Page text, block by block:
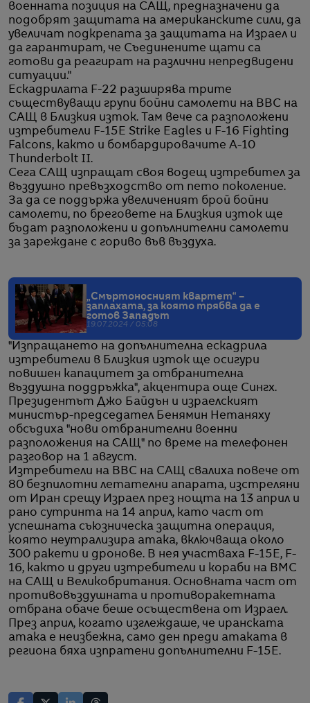
военната позиция на САЩ, предназначени да
подобрят защитата на американските сили, да
увеличат подкрепата за защитата на Израел и
да гарантират, че Съединените щати са
готови да реагират на различни непредвидени
ситуации."
Ескадрилата F-22 разширява трите
съществуващи групи бойни самолети на ВВС на
САЩ в Близкия изток. Там вече са разположени
изтребители F-15E Strike Eagles и F-16 Fighting
Falcons, както и бомбардировачите A-10
Thunderbolt II.
Сега САЩ изпращат своя водещ изтребител за
въздушно превъзходство от пето поколение.
За да се поддържа увеличеният брой бойни
самолети, по бреговете на Близкия изток ще
бъдат разположени и допълнителни самолети
за зареждане с гориво във въздуха.
„Смъртоносният квартет“ –
заплахата, за която трябва да е
готов Западът
19.07.2024 / 05:08
"Изпращането на допълнителна ескадрила
изтребители в Близкия изток ще осигури
повишен капацитет за отбранителна
въздушна поддръжка", акцентира още Сингх.
Президентът Джо Байдън и израелският
министър-председател Бенямин Нетаняху
обсъдиха "нови отбранителни военни
разположения на САЩ" по време на телефонен
разговор на 1 август.
Изтребители на ВВС на САЩ свалиха повече от
80 безпилотни летателни апарата, изстреляни
от Иран срещу Израел през нощта на 13 април и
рано сутринта на 14 април, като част от
успешната съюзническа защитна операция,
която неутрализира атака, включваща около
300 ракети и дронове. В нея участваха F-15E, F-
16, както и други изтребители и кораби на ВМС
на САЩ и Великобритания. Основната част от
противовъздушната и противоракетната
отбрана обаче беше осъществена от Израел.
През април, когато изглеждаше, че иранската
атака е неизбежна, само ден преди атаката в
региона бяха изпратени допълнителни F-15E.